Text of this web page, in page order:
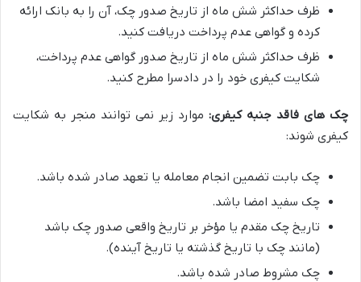
ظرف حداکثر شش ماه از تاریخ صدور چک، آن را به بانک ارائه
کرده و گواهی عدم پرداخت دریافت کنید.
ظرف حداکثر شش ماه از تاریخ صدور گواهی عدم پرداخت،
شکایت کیفری خود را در دادسرا مطرح کنید.
چک های فاقد جنبه کیفری: موارد زیر نمی توانند منجر به شکایت
کیفری شوند:
چک بابت تضمین انجام معامله یا تعهد صادر شده باشد.
چک سفید امضا باشد.
تاریخ چک مقدم یا مؤخر بر تاریخ واقعی صدور چک باشد
(مانند چک با تاریخ گذشته یا تاریخ آینده).
چک مشروط صادر شده باشد.